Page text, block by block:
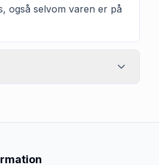
også selvom varen er på